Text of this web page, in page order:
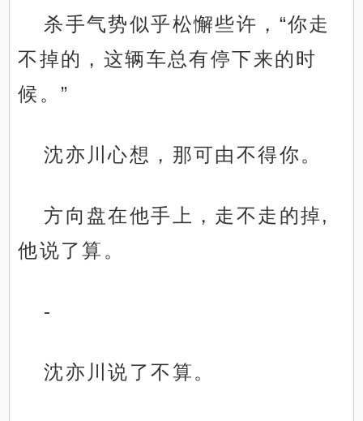
杀手气势似乎松懈些许，“你走
不掉的，这辆车总有停下来的时
候。”
沈亦川心想，那可由不得你。
方向盘在他手上，走不走的掉,
他说了算。
-
沈亦川说了不算。